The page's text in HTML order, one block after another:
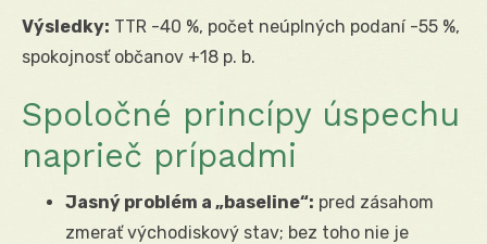
Výsledky: TTR -40 %, počet neúplných podaní -55 %,
spokojnosť občanov +18 p. b.
Spoločné princípy úspechu
naprieč prípadmi
Jasný problém a „baseline“: pred zásahom
zmerať východiskový stav; bez toho nie je